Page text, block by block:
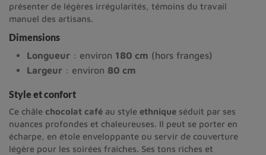
présenter de légères irrégularités, témoins du travail
manuel des artisans.
Dimensions
Longueur : environ 180 cm (hors franges)
Largeur : environ 80 cm
Style et confort
Ce châle chocolat café au style ethnique séduit par ses
nuances profondes et chaleureuses. Il peut se porter en
écharpe, en étole enveloppante ou servir de couverture
légère pour les soirées fraîches. Ses tons riches et